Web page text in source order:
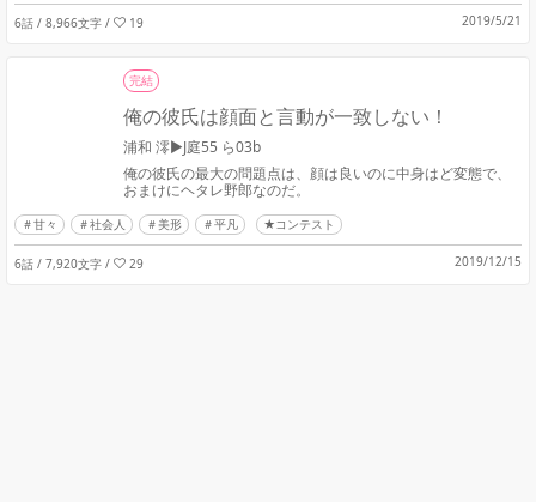
6話 / 8,966文字 / 19 2019/5/21
完結
俺の彼氏は顔面と言動が一致しない！
浦和 澪▶︎J庭55 ら03b
俺の彼氏の最大の問題点は、顔は良いのに中身はど変態で、
おまけにヘタレ野郎なのだ。
甘々 社会人 美形 平凡 ★コンテスト
6話 / 7,920文字 / 29 2019/12/15